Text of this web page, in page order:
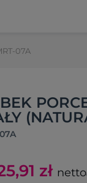
07A
zł netto